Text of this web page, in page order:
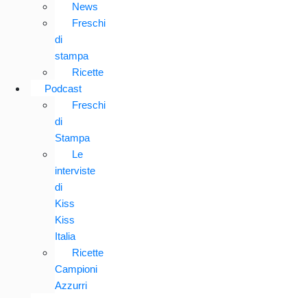
News
Freschi
di
stampa
Ricette
Podcast
Freschi
di
Stampa
Le
interviste
di
Kiss
Kiss
Italia
Ricette
Campioni
Azzurri